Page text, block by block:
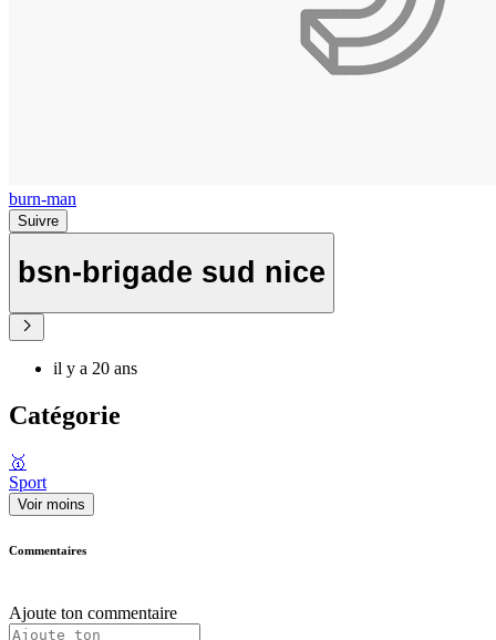
burn-man
Suivre
bsn-brigade sud nice
il y a 20 ans
Catégorie
🥇
Sport
Voir moins
Commentaires
Ajoute ton commentaire